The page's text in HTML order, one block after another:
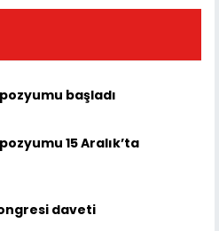
başladı
15 Aralık’ta
daveti